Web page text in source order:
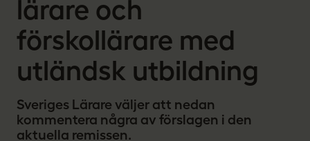
lärare och
förskollärare med
utländsk utbildning
Sveriges Lärare väljer att nedan
kommentera några av förslagen i den
aktuella remissen.